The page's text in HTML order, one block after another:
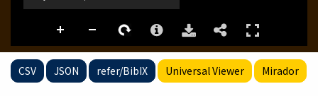
CSV JSON refer/BibIX Universal Viewer Mirador